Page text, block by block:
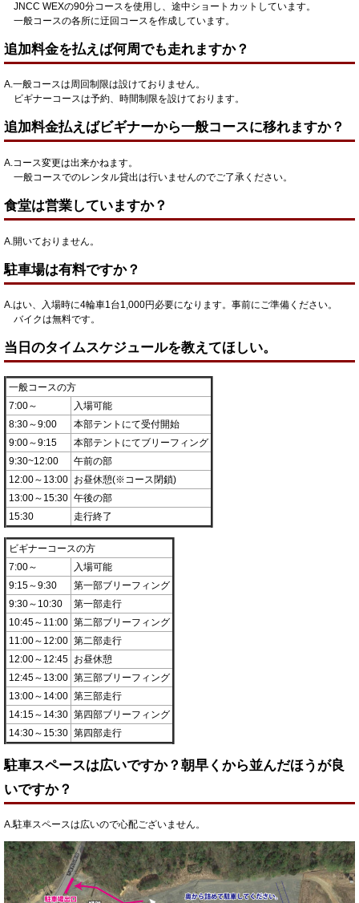
JNCC WEXの90分コースを使用し、途中ショートカットしています。
一般コースの各所に迂回コースを作成しています。
追加料金を払えば何周でも走れますか？
A.一般コースは周回制限は設けておりません。
ビギナーコースは予約、時間制限を設けております。
追加料金払えばビギナーから一般コースに移れますか？
A.コース変更は出来かねます。
一般コースでのレンタル貸出は行いませんのでご了承ください。
食堂は営業していますか？
A.開いておりません。
駐車場は有料ですか？
A.はい、入場時に4輪車1台1,000円必要になります。事前にご準備ください。
バイクは無料です。
当日のタイムスケジュールを教えてほしい。
一般コースの方
7:00～
入場可能
8:30～9:00
本部テントにて受付開始
9:00～9:15
本部テントにてブリーフィング
9:30~12:00
午前の部
12:00～13:00 お昼休憩(※コース閉鎖)
13:00～15:30 午後の部
15:30
走行終了
ビギナーコースの方
7:00～
入場可能
9:15～9:30
第一部ブリーフィング
9:30～10:30
第一部走行
10:45～11:00 第二部ブリーフィング
11:00～12:00 第二部走行
12:00～12:45 お昼休憩
12:45～13:00 第三部ブリーフィング
13:00～14:00 第三部走行
14:15～14:30 第四部ブリーフィング
14:30～15:30 第四部走行
駐車スペースは広いですか？朝早くから並んだほうが良
いですか？
A.駐車スペースは広いので心配ございません。